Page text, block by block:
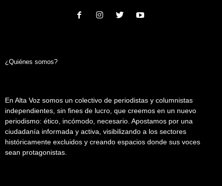
¿Quiénes somos?
En Alta Voz somos un colectivo de periodistas y columnistas
independientes, sin fines de lucro, que creemos en un nuevo
periodismo: ético, incómodo, necesario. Apostamos por una
ciudadanía informada y activa, visibilizando a los sectores
históricamente excluidos y creando espacios donde sus voces
sean protagonistas.